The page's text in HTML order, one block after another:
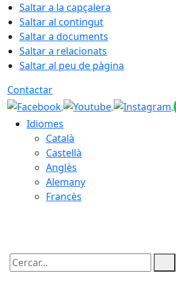
Saltar a la capçalera
Saltar al contingut
Saltar a documents
Saltar a relacionats
Saltar al peu de pàgina
Contactar
Idiomes
Català
Castellà
Anglès
Alemany
Francès
Cercar: